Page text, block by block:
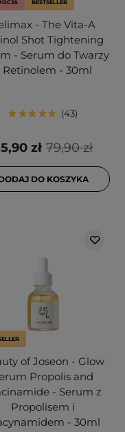
BESTSELLER
- The Vita-A
Shot Tightening
- Serum do Twarzy
Retinolem - 30ml
43
79,90 zł
zł
DO KOSZYKA
of Joseon - Glow
Propolis and
- Serum z
Propolisem i
- 30ml